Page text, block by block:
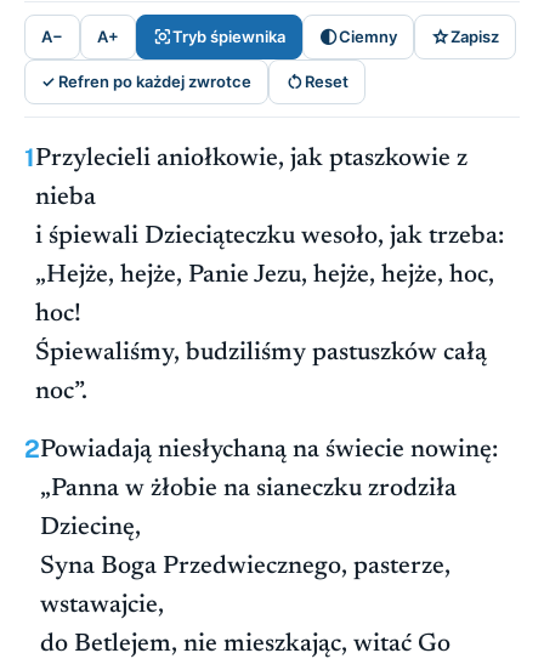
A− A+ Tryb śpiewnika Ciemny Zapisz
✓ Refren po każdej zwrotce Reset
1Przylecieli aniołkowie, jak ptaszkowie z
nieba
i śpiewali Dzieciąteczku wesoło, jak trzeba:
„Hejże, hejże, Panie Jezu, hejże, hejże, hoc,
hoc!
Śpiewaliśmy, budziliśmy pastuszków całą
noc”.
2Powiadają niesłychaną na świecie nowinę:
„Panna w żłobie na sianeczku zrodziła
Dziecinę,
Syna Boga Przedwiecznego, pasterze,
wstawajcie,
do Betlejem, nie mieszkając, witać Go